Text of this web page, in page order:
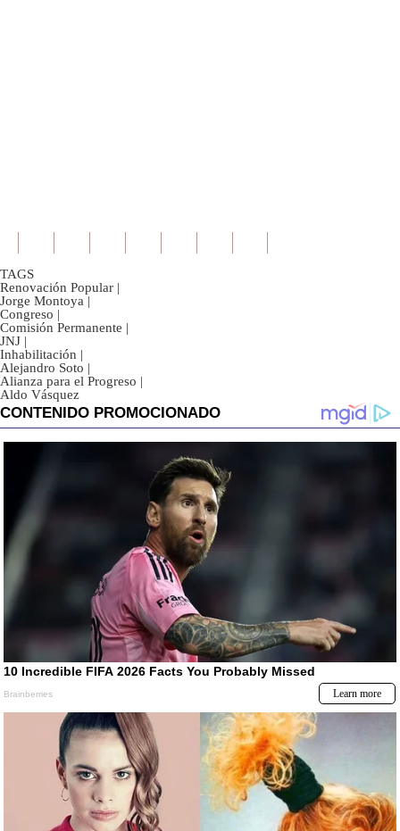
TAGS
Renovación Popular |
Jorge Montoya |
Congreso |
Comisión Permanente |
JNJ |
Inhabilitación |
Alejandro Soto |
Alianza para el Progreso |
Aldo Vásquez